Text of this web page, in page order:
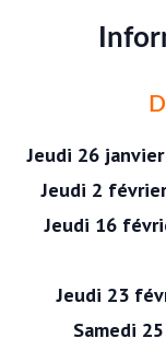
Jeudi 26
Jeudi 2
Jeudi 16
Jeudi 23
Samedi